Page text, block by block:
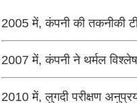
2005 में, कंपनी की तकनीकी
2007 में, कंपनी ने थर्मल
2010 में, लुगदी परीक्षण